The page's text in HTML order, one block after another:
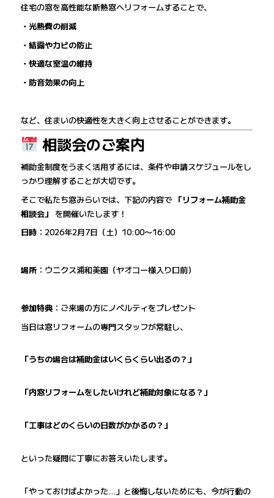
住宅の窓を高性能な断熱窓へリフォームすることで、
・光熱費の削減
・結露やカビの防止
・快適な室温の維持
・防音効果の向上
など、住まいの快適性を大きく向上させることができます。
相談会のご案内
補助金制度をうまく活用するには、条件や申請スケジュールをし
っかり理解することが大切です。
そこで私たち窓みらいでは、下記の内容で 「リフォーム補助金
相談会」 を開催いたします！
日時 ：2026年2月7日（土）10:00〜16:00
場所 ：ウニクス浦和美園（ヤオコー様入り口前）
参加特典 ：ご来場の方にノベルティをプレゼント
当日は窓リフォームの専門スタッフが常駐し、
「うちの場合は補助金はいくらくらい出るの？」
「内窓リフォームをしたいけれど補助対象になる？」
「工事はどのくらいの日数がかかるの？」
といった疑問に丁寧にお答えいたします。
「やっておけばよかった…」と後悔しないためにも、今が行動の